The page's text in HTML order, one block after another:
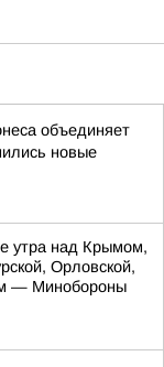
объединяет
новые
утра над Крымом,
Орловской,
— Минобороны